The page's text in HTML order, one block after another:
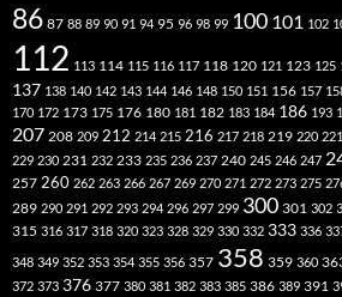
86 87 88 89 90 91 94 95 96 98 99 100 101 102
112 113 114 115 116 117 118 120 121 123 125
137 138 140 142 143 144 146 148 150 151 156 157
170 172 173 175 176 180 181 182 183 184 186 193
207 208 209 212 214 215 216 217 218 219 220 221
229 230 231 232 233 235 236 237 240 245 246 247
257 260 262 263 266 267 269 270 271 272 273 275
289 290 291 292 293 294 296 297 299 300 301 302
315 316 317 318 320 323 328 329 330 332 333 336
348 349 352 353 354 355 356 357 358 359 360
372 373 376 377 380 381 382 383 385 386 389 391